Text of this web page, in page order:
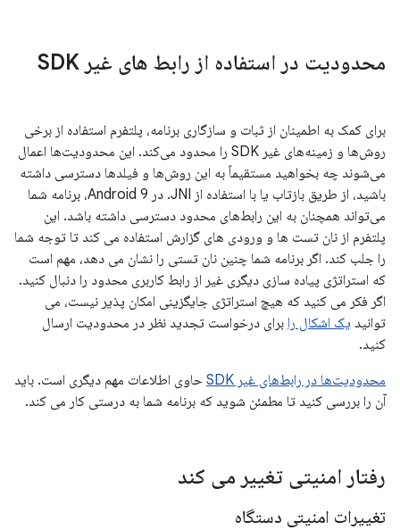
محدودیت در استفاده از رابط های غیر SDK
برای کمک به اطمینان از ثبات و سازگاری برنامه، پلتفرم استفاده از برخی
روش‌ها و زمینه‌های غیر SDK را محدود می‌کند. این محدودیت‌ها اعمال
می‌شوند چه بخواهید مستقیماً به این روش‌ها و فیلدها دسترسی داشته
باشید، از طریق بازتاب یا با استفاده از JNI. در Android 9، برنامه شما
می‌تواند همچنان به این رابط‌های محدود دسترسی داشته باشد. این
پلتفرم از نان تست ها و ورودی های گزارش استفاده می کند تا توجه شما
را جلب کند. اگر برنامه شما چنین نان تستی را نشان می دهد، مهم است
که استراتژی پیاده سازی دیگری غیر از رابط کاربری محدود را دنبال کنید.
اگر فکر می کنید که هیچ استراتژی جایگزینی امکان پذیر نیست، می
توانید یک اشکال را برای درخواست تجدید نظر در محدودیت ارسال
کنید.
محدودیت‌ها در رابط‌های غیر SDK
حاوی اطلاعات مهم دیگری است. باید
آن را بررسی کنید تا مطمئن شوید که برنامه شما به درستی کار می کند.
رفتار امنیتی تغییر می کند
تغییرات امنیتی دستگاه